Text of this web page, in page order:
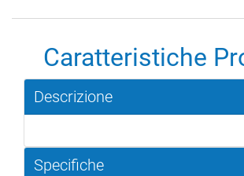
Caratteristiche
Descrizione
Specifiche